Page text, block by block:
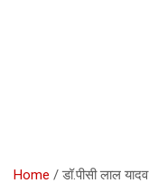
Home डॉ.पीसी लाल यादव